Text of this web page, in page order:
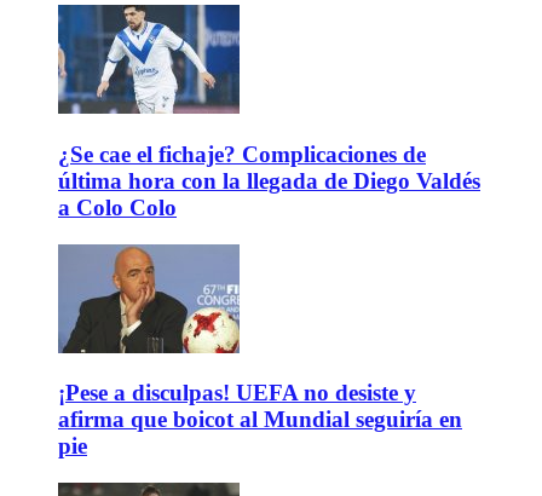
¿Se cae el fichaje? Complicaciones de
última hora con la llegada de Diego Valdés
a Colo Colo
¡Pese a disculpas! UEFA no desiste y
afirma que boicot al Mundial seguiría en
pie